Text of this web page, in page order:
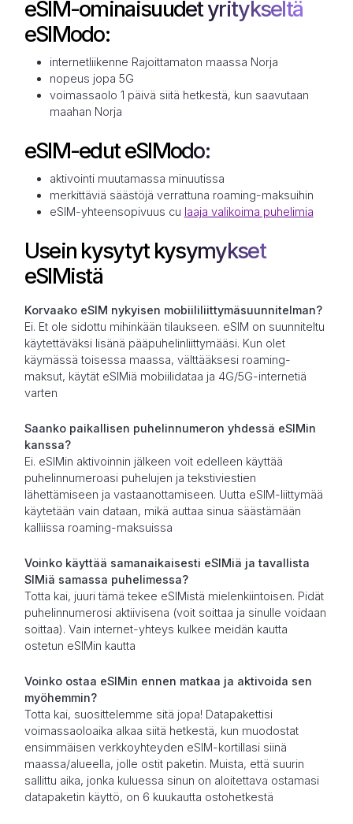
eSIM-ominaisuudet yritykseltä
eSIModo:
internetliikenne Rajoittamaton maassa Norja
nopeus jopa 5G
voimassaolo 1 päivä siitä hetkestä, kun saavutaan
maahan Norja
eSIM-edut eSIModo:
aktivointi muutamassa minuutissa
merkittäviä säästöjä verrattuna roaming-maksuihin
eSIM-yhteensopivuus cu laaja valikoima puhelimia
Usein kysytyt kysymykset
eSIMistä
Korvaako eSIM nykyisen mobiililiittymäsuunnitelman?
Ei. Et ole sidottu mihinkään tilaukseen. eSIM on suunniteltu
käytettäväksi lisänä pääpuhelinliittymääsi. Kun olet
käymässä toisessa maassa, välttääksesi roaming-
maksut, käytät eSIMiä mobiilidataa ja 4G/5G-internetiä
varten
Saanko paikallisen puhelinnumeron yhdessä eSIMin
kanssa?
Ei. eSIMin aktivoinnin jälkeen voit edelleen käyttää
puhelinnumeroasi puhelujen ja tekstiviestien
lähettämiseen ja vastaanottamiseen. Uutta eSIM-liittymää
käytetään vain dataan, mikä auttaa sinua säästämään
kalliissa roaming-maksuissa
Voinko käyttää samanaikaisesti eSIMiä ja tavallista
SIMiä samassa puhelimessa?
Totta kai, juuri tämä tekee eSIMistä mielenkiintoisen. Pidät
puhelinnumerosi aktiivisena (voit soittaa ja sinulle voidaan
soittaa). Vain internet-yhteys kulkee meidän kautta
ostetun eSIMin kautta
Voinko ostaa eSIMin ennen matkaa ja aktivoida sen
myöhemmin?
Totta kai, suosittelemme sitä jopa! Datapakettisi
voimassaoloaika alkaa siitä hetkestä, kun muodostat
ensimmäisen verkkoyhteyden eSIM-kortillasi siinä
maassa/alueella, jolle ostit paketin. Muista, että suurin
sallittu aika, jonka kuluessa sinun on aloitettava ostamasi
datapaketin käyttö, on 6 kuukautta ostohetkestä